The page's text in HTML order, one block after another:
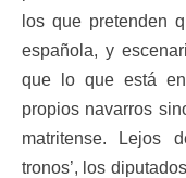
los que pretenden
española, y
que lo que está
propios navarros
matritense. Lejos
tronos’, los